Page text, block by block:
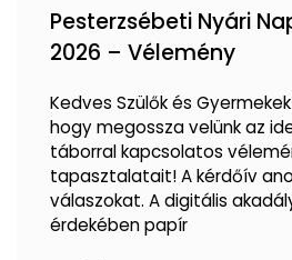
Pesterzsébeti Nyári
2026 – Vélemény
Kedves Szülők és
hogy megossza velünk az
táborral kapcsolatos
tapasztalatait! A kérdőív
válaszokat. A digitális
érdekében papír